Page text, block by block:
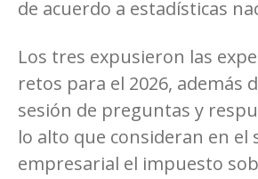
de acuerdo a estadísticas
Los tres expusieron las
retos para el 2026, además
sesión de preguntas y
lo alto que consideran en el
empresarial el impuesto